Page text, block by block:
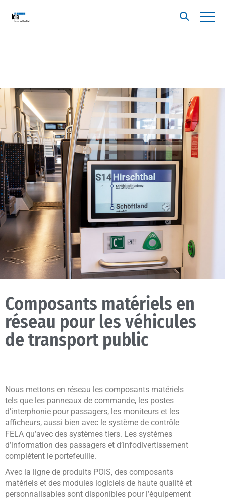
Composants matériels en
réseau pour les véhicules
de transport public
Nous mettons en réseau les composants matériels
tels que les panneaux de commande, les postes
d’interphonie pour passagers, les moniteurs et les
afficheurs, aussi bien avec le système de contrôle
FELA qu’avec des systèmes tiers. Les systèmes
d’information des passagers et d’infodivertissement
complètent le portefeuille.
Avec la ligne de produits POIS, des composants
matériels et des modules logiciels de haute qualité et
personnalisables sont disponibles pour l’équipement